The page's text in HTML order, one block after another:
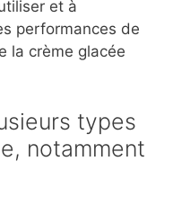
et à
performances de
la crème glacée
types
notamment